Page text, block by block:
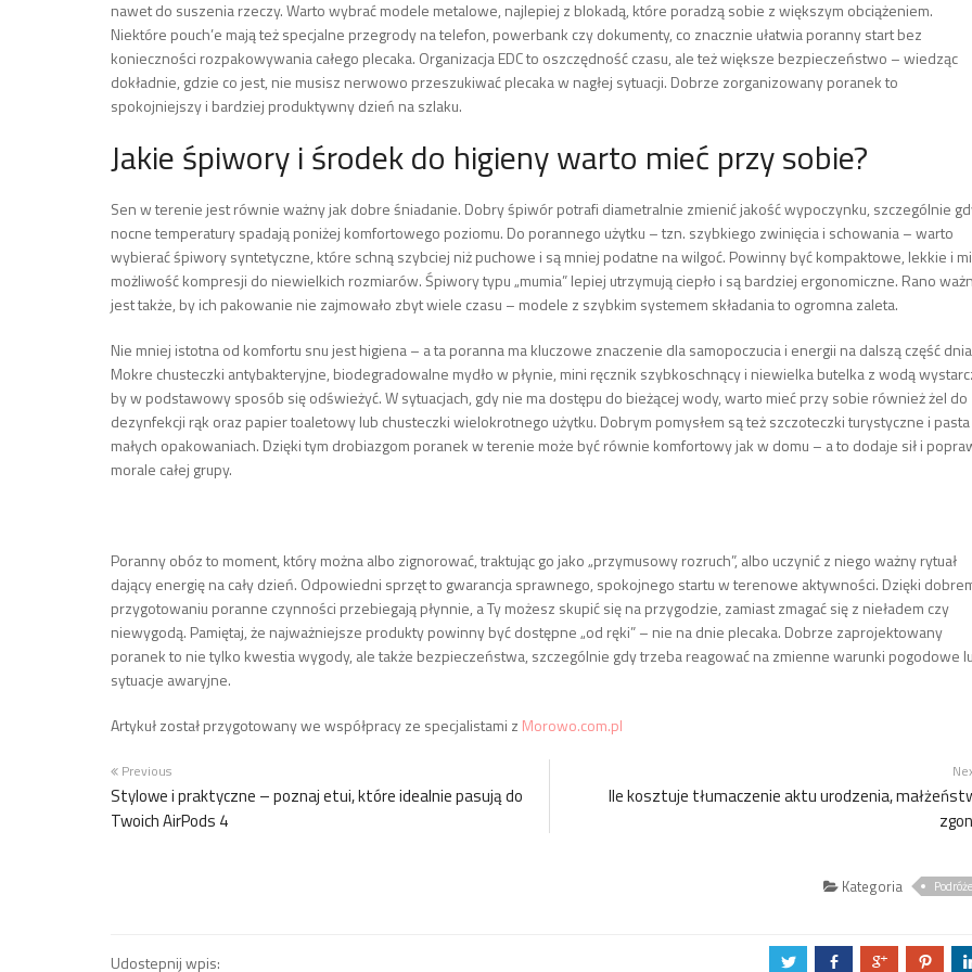
nawet do suszenia rzeczy. Warto wybrać modele metalowe, najlepiej z blokadą, które poradzą sobie z większym obciążeniem.
Niektóre pouch’e mają też specjalne przegrody na telefon, powerbank czy dokumenty, co znacznie ułatwia poranny start bez
konieczności rozpakowywania całego plecaka. Organizacja EDC to oszczędność czasu, ale też większe bezpieczeństwo – wiedząc
dokładnie, gdzie co jest, nie musisz nerwowo przeszukiwać plecaka w nagłej sytuacji. Dobrze zorganizowany poranek to
spokojniejszy i bardziej produktywny dzień na szlaku.
Jakie śpiwory i środek do higieny warto mieć przy sobie?
Sen w terenie jest równie ważny jak dobre śniadanie. Dobry śpiwór potrafi diametralnie zmienić jakość wypoczynku, szczególnie
nocne temperatury spadają poniżej komfortowego poziomu. Do porannego użytku – tzn. szybkiego zwinięcia i schowania – warto
wybierać śpiwory syntetyczne, które schną szybciej niż puchowe i są mniej podatne na wilgoć. Powinny być kompaktowe, lekkie i
możliwość kompresji do niewielkich rozmiarów. Śpiwory typu „mumia” lepiej utrzymują ciepło i są bardziej ergonomiczne. Rano
jest także, by ich pakowanie nie zajmowało zbyt wiele czasu – modele z szybkim systemem składania to ogromna zaleta.
Nie mniej istotna od komfortu snu jest higiena – a ta poranna ma kluczowe znaczenie dla samopoczucia i energii na dalszą część
Mokre chusteczki antybakteryjne, biodegradowalne mydło w płynie, mini ręcznik szybkoschnący i niewielka butelka z wodą
by w podstawowy sposób się odświeżyć. W sytuacjach, gdy nie ma dostępu do bieżącej wody, warto mieć przy sobie również żel do
dezynfekcji rąk oraz papier toaletowy lub chusteczki wielokrotnego użytku. Dobrym pomysłem są też szczoteczki turystyczne i
małych opakowaniach. Dzięki tym drobiazgom poranek w terenie może być równie komfortowy jak w domu – a to dodaje sił i
morale całej grupy.
Poranny obóz to moment, który można albo zignorować, traktując go jako „przymusowy rozruch”, albo uczynić z niego ważny rytuał
dający energię na cały dzień. Odpowiedni sprzęt to gwarancja sprawnego, spokojnego startu w terenowe aktywności. Dzięki
przygotowaniu poranne czynności przebiegają płynnie, a Ty możesz skupić się na przygodzie, zamiast zmagać się z nieładem czy
niewygodą. Pamiętaj, że najważniejsze produkty powinny być dostępne „od ręki” – nie na dnie plecaka. Dobrze zaprojektowany
poranek to nie tylko kwestia wygody, ale także bezpieczeństwa, szczególnie gdy trzeba reagować na zmienne warunki pogodowe
sytuacje awaryjne.
Artykuł został przygotowany we współpracy ze specjalistami z Morowo.com.pl
Previous
Stylowe i praktyczne – poznaj etui, które idealnie pasują do
Twoich AirPods 4
Ile kosztuje tłumaczenie aktu urodzenia,
Kategoria Podróże
Udostepnij wpis: a b c d